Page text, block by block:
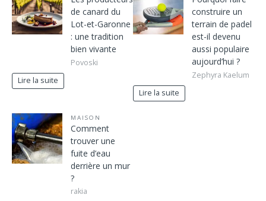
de canard du
Lot-et-Garonne
: une tradition
bien vivante
Povoski
Lire la suite
construire un
terrain de padel
est-il devenu
aussi populaire
aujourd’hui ?
Zephyra Kaelum
Lire la suite
MAISON
Comment
trouver une
fuite d’eau
derrière un mur
?
rakia